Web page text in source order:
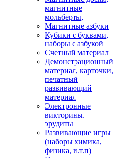
магнитные
мольберты,
Магнитные азбуки
Кубики с буквами,
наборы с азбукой
Счетный материал
Демонстрационный
материал, карточки,
печатный
развивающий
материал
Электронные
викторины,
эрудиты
Развивающие игры
(наборы химика,
физика, и.т.п)